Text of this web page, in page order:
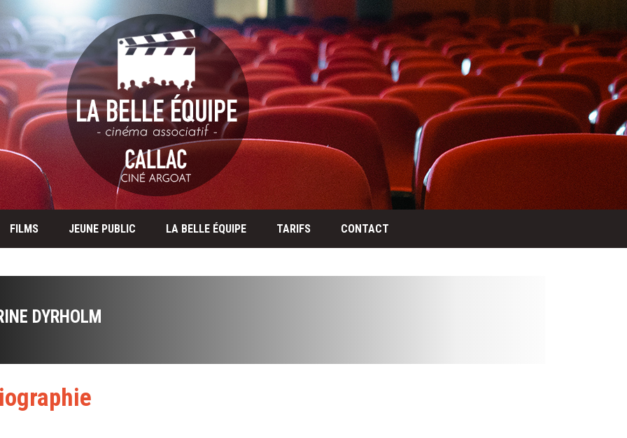
FILMS JEUNE PUBLIC LA BELLE ÉQUIPE TARIFS CONTACT
DYRHOLM